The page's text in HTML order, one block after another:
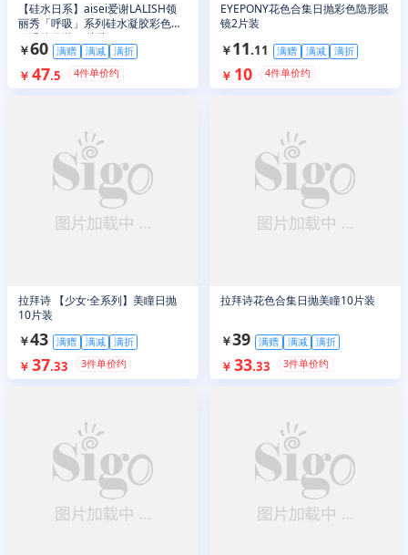
【硅水日系】aisei爱谢LALISH领
丽秀「呼吸」系列硅水凝胶彩色隐
形眼镜日抛10片装
￥60 满赠 满减 满折
￥ 47.5 4件单价约
EYEPONY花色合集日抛彩色隐形眼
镜2片装
￥11.11 满赠 满减 满折
￥ 10 4件单价约
拉拜诗 【少女·全系列】美瞳日抛
10片装
￥43 满赠 满减 满折
￥ 37.33 3件单价约
拉拜诗花色合集日抛美瞳10片装
￥39 满赠 满减 满折
￥ 33.33 3件单价约